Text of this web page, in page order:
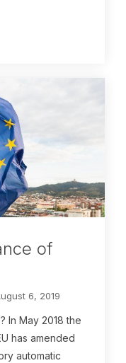
of
6, 2019
In May 2018 the
has amended
automatic